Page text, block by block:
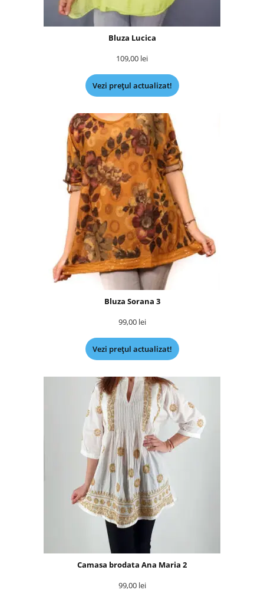
Bluza Lucica
109,00 lei
Vezi prețul actualizat!
Bluza Sorana 3
99,00 lei
Vezi prețul actualizat!
Camasa brodata Ana Maria 2
99,00 lei